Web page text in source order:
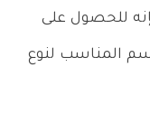
للحصول على
المناسب لنوع